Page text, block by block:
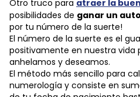
Otro truco para atraer la
posibilidades de ganar un auto
por tu número de la suerte!
El número de la suerte es el
positivamente en nuestra vida
anhelamos y deseamos.
El método más sencillo para
numerología y consiste en